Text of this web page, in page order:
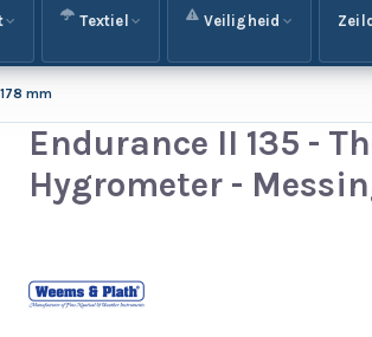
Textiel Veiligheid
mm
Endurance II 135 -
Hygrometer -